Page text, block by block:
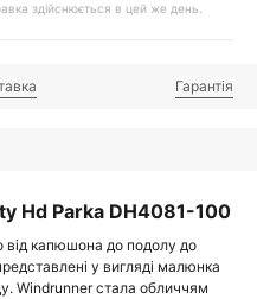
здійснюється в цей же день.
Гарантія
Hd Parka DH4081-100
від капюшона до подолу до
у вигляді малюнка
Windrunner стала обличчям